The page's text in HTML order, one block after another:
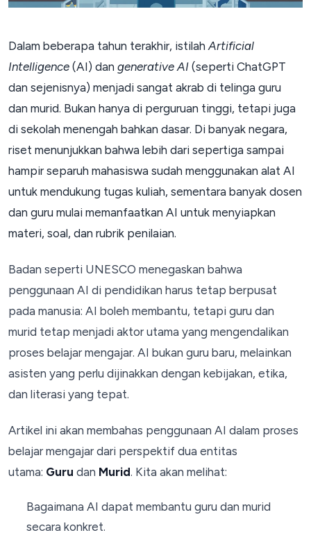
Dalam beberapa tahun terakhir, istilahArtificial
Intelligence (AI) dan generative AI (seperti ChatGPT
dan sejenisnya) menjadi sangat akrab di telinga guru
dan murid. Bukan hanya di perguruan tinggi, tetapi juga
di sekolah menengah bahkan dasar. Di banyak negara,
riset menunjukkan bahwa lebih dari sepertiga sampai
hampir separuh mahasiswa sudah menggunakan alat AI
untuk mendukung tugas kuliah, sementara banyak dosen
dan guru mulai memanfaatkan AI untuk menyiapkan
materi, soal, dan rubrik penilaian.
Badan seperti UNESCO menegaskan bahwa
penggunaan AI di pendidikan harus tetap berpusat
pada manusia: AI boleh membantu, tetapi guru dan
murid tetap menjadi aktor utama yang mengendalikan
proses belajar mengajar. AI bukan guru baru, melainkan
asisten yang perlu dijinakkan dengan kebijakan, etika,
dan literasi yang tepat.
Artikel ini akan membahas penggunaan AI dalam proses
belajar mengajar dari perspektif dua entitas
utama: Guru dan Murid. Kita akan melihat:
Bagaimana AI dapat membantu guru dan murid
secara konkret.